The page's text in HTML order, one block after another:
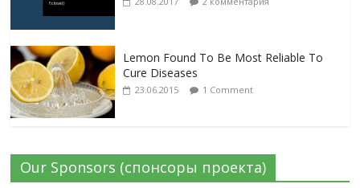
Lemon Found To Be Most Reliable To
Cure Diseases
23.06.2015 1 Comment
Our Sponsors (спонсоры проекта)